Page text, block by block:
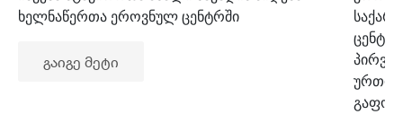
ხელნაწერთა ეროვნულ ცენტრში
გაიგე მეტი